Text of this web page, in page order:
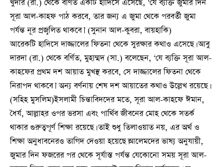
খুদরি (রা.) থেকে বর্ণিত একটি হাদিসে এসেছে, ‘যে ব্যক্তি জুমার দিন
সূরা আল-কাহফ পাঠ করবে, তার জন্য এ জুমা থেকে পরবর্তী জুমা
পর্যন্ত নূর প্রজ্বলিত থাকবে।’ (সুনান আল-কুবরা, বায়হাকি)
আরেকটি হাদিসে দাজ্জালের ফিতনা থেকে সুরক্ষার কথাও এসেছে। আবু
দারদা (রা.) থেকে বর্ণিত, মুহাম্মদ (সা.) বলেছেন, ‘যে ব্যক্তি সূরা আল-
কাহফের প্রথম দশ আয়াত মুখস্থ করবে, সে দাজ্জালের ফিতনা থেকে
নিরাপদ থাকবে।’ অন্য বর্ণনায় শেষ দশ আয়াতের কথাও উল্লেখ রয়েছে।
(সহিহ মুসলিম)ইসলামী চিন্তাবিদদের মতে, সূরা আল-কাহফে ঈমান,
ধৈর্য, আল্লাহর ওপর ভরসা এবং পার্থিব জীবনের মোহ থেকে সতর্ক
থাকার গুরুত্বপূর্ণ শিক্ষা রয়েছে। তাই শুধু তিলাওয়াত নয়, এর অর্থ ও
শিক্ষা অনুধাবনেরও তাগিদ দেওয়া হয়েছে।আলেমদের ভাষ্য অনুযায়ী,
জুমার দিন ফজরের পর থেকে সূর্যাস্ত পর্যন্ত যেকোনো সময় সূরা আল-